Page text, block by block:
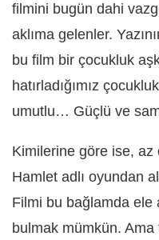
filmini bugün dahi
aklıma gelenler.
bu film bir çocukluk
hatırladığımız
umutlu… Güçlü ve
Kimilerine göre ise,
Hamlet adlı oyundan
Filmi bu bağlamda ele
bulmak mümkün. Ama